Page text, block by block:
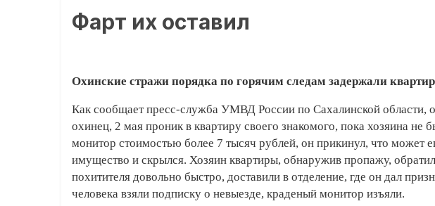
Фарт их оставил
Охинские стражи порядка по горячим следам задержали
Как сообщает пресс-служба УМВД России по Сахалинской области,
охинец, 2 мая проник в квартиру своего знакомого, пока хозяина не
монитор стоимостью более 7 тысяч рублей, он прикинул, что может
имущество и скрылся. Хозяин квартиры, обнаружив пропажу,
похитителя довольно быстро, доставили в отделение, где он дал
человека взяли подписку о невыезде, краденый монитор изъяли.